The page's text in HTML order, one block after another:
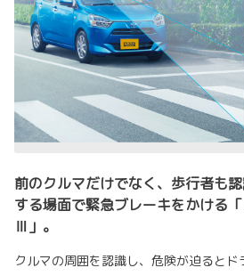
前のクルマだけでなく、歩行者も
する場面で緊急ブレーキをかける
Ⅲ」。
クルマの周囲を認識し、危険が迫るとド